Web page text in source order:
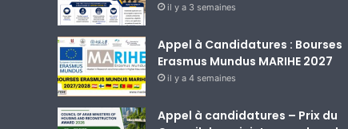
il y a 3 semaines
Appel à Candidatures : Bourses
Erasmus Mundus MARIHE 2027
il y a 4 semaines
Appel à candidatures – Prix du